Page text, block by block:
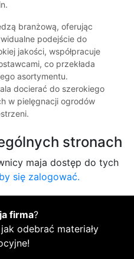
branżową, oferując
podejście do
jakości, współpracuje
co przekłada
asortymentu.
docierać do szerokiego
w pielęgnacji ogrodów
stronach
maja dostęp do tych
się zalogować.
firma?
odebrać materiały